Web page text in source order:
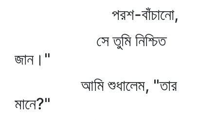
পরশ-বাঁচানো,
সে তুমি নিশ্চিত
জান।"
আমি শুধালেম, "তার
মানে?"